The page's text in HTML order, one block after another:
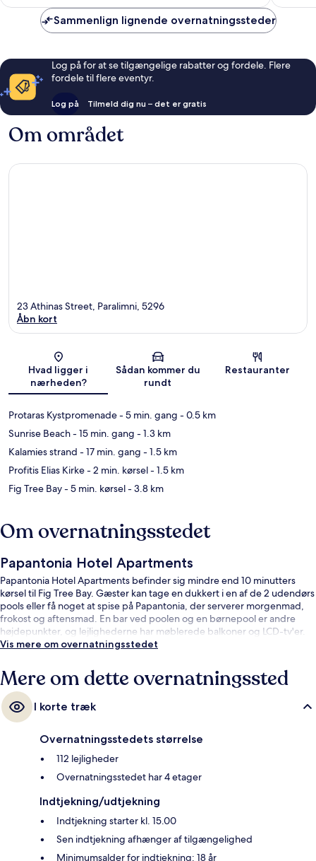
anmeldelser
Sammenlign lignende overnatningssteder
Log på for at se tilgængelige rabatter og fordele. Flere
fordele til flere eventyr.
Log på Tilmeld dig nu – det er gratis
Om området
Kort
23 Athinas Street, Paralimni, 5296
Åbn kort
Hvad ligger i
nærheden?
Sådan kommer du
rundt
Restauranter
Protaras Kystpromenade- 5 min. gang - 0.5 km
Sunrise Beach- 15 min. gang - 1.3 km
Kalamies strand - 17 min. gang - 1.5 km
Profitis Elias Kirke- 2 min. kørsel- 1.5 km
Fig Tree Bay- 5 min. kørsel- 3.8 km
Om overnatningsstedet
Papantonia Hotel Apartments
Papantonia Hotel Apartments befinder sig mindre end 10 minutters
kørsel til Fig Tree Bay. Gæster kan tage en dukkert i en af de 2 udendørs
pools eller få noget at spise på Papantonia, der serverer morgenmad,
frokost og aftensmad. En bar ved poolen og en børnepool er andre
højdepunkter, og lejlighederne har møblerede balkoner og LCD-tv'er.
Vis mere om overnatningsstedet
Mere om dette overnatningssted
I korte træk
Overnatningsstedets størrelse
112 lejligheder
Overnatningsstedet har 4 etager
Indtjekning/udtjekning
Indtjekning starter kl. 15.00
Sen indtjekning afhænger af tilgængelighed
Minimumsalder for indtjekning: 18 år